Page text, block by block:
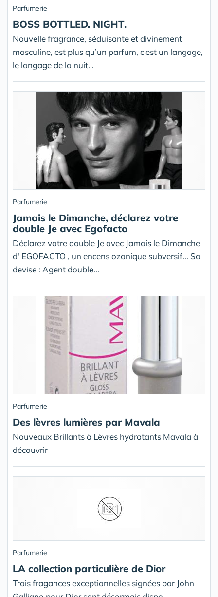
Parfumerie
BOSS BOTTLED. NIGHT.
Nouvelle fragrance, séduisante et divinement
masculine, est plus qu’un parfum, c’est un langage,
le langage de la nuit...
Parfumerie
Jamais le Dimanche, déclarez votre
double Je avec Egofacto
Déclarez votre double Je avec Jamais le Dimanche
d' EGOFACTO , un encens ozonique subversif... Sa
devise : Agent double...
Parfumerie
Des lèvres lumières par Mavala
Nouveaux Brillants à Lèvres hydratants Mavala à
découvrir
Parfumerie
LA collection particulière de Dior
Trois fragances exceptionnelles signées par John